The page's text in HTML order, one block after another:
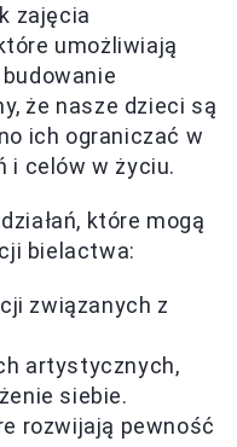
zajęcia
umożliwiają
że nasze dzieci są
ich ograniczać w
i celów w życiu.
które mogą
bielactwa:
związanych z
artystycznych,
siebie.
rozwijają pewność